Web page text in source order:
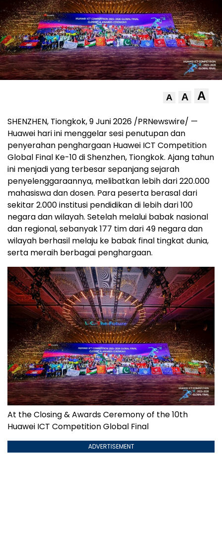
A A A
SHENZHEN, Tiongkok, 9 Juni 2026 /PRNewswire/ —
Huawei hari ini menggelar sesi penutupan dan
penyerahan penghargaan Huawei ICT Competition
Global Final Ke-10 di Shenzhen, Tiongkok. Ajang tahun
ini menjadi yang terbesar sepanjang sejarah
penyelenggaraannya, melibatkan lebih dari 220.000
mahasiswa dan dosen. Para peserta berasal dari
sekitar 2.000 institusi pendidikan di lebih dari 100
negara dan wilayah. Setelah melalui babak nasional
dan regional, sebanyak 177 tim dari 49 negara dan
wilayah berhasil melaju ke babak final tingkat dunia,
serta meraih berbagai penghargaan.
At the Closing & Awards Ceremony of the 10th
Huawei ICT Competition Global Final
ADVERTISEMENT